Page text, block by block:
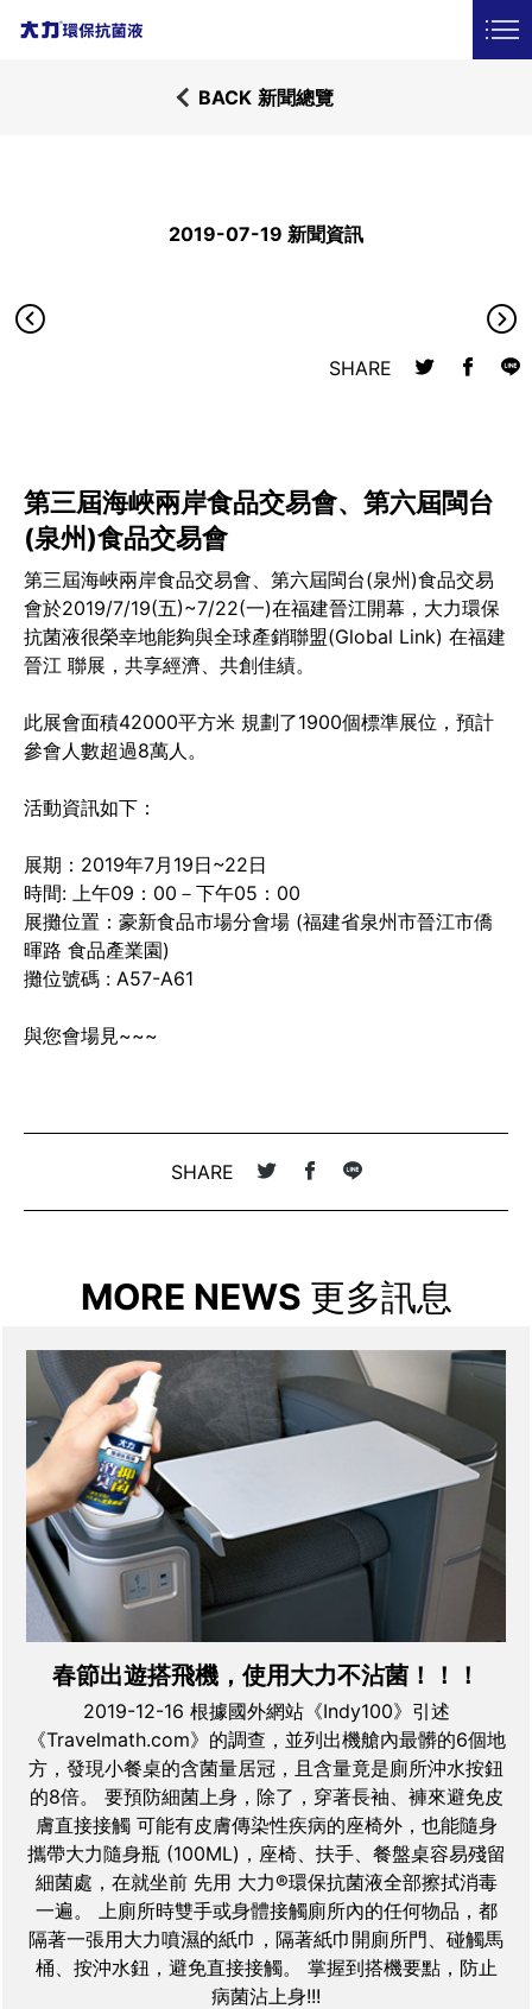
BACK 新聞總覽
2019-07-19 新聞資訊
SHARE
第三屆海峽兩岸食品交易會、第六屆閩台
(泉州)食品交易會
第三屆海峽兩岸食品交易會、第六屆閩台(泉州)食品交易
會於2019/7/19(五)~7/22(一)在福建晉江開幕，大力環保
抗菌液很榮幸地能夠與全球產銷聯盟(Global Link) 在福建
晉江 聯展，共享經濟、共創佳績。
此展會面積42000平方米 規劃了1900個標準展位，預計
參會人數超過8萬人。
活動資訊如下：
展期：2019年7月19日~22日
時間: 上午09：00－下午05：00
展攤位置：豪新食品市場分會場 (福建省泉州市晉江市僑
暉路 食品產業園)
攤位號碼 : A57-A61
與您會場見~~~
SHARE
MORE NEWS 更多訊息
春節出遊搭飛機，使用大力不沾菌！！！
2019-12-16 根據國外網站《Indy100》引述
《Travelmath.com》的調查，並列出機艙內最髒的6個地
方，發現小餐桌的含菌量居冠，且含量竟是廁所沖水按鈕
的8倍。 要預防細菌上身，除了，穿著長袖、褲來避免皮
膚直接接觸 可能有皮膚傳染性疾病的座椅外，也能隨身
攜帶大力隨身瓶 (100ML)，座椅、扶手、餐盤桌容易殘留
細菌處，在就坐前 先用 大力®環保抗菌液全部擦拭消毒
一遍。 上廁所時雙手或身體接觸廁所內的任何物品，都
隔著一張用大力噴濕的紙巾，隔著紙巾開廁所門、碰觸馬
桶、按沖水鈕，避免直接接觸。 掌握到搭機要點，防止
病菌沾上身!!!